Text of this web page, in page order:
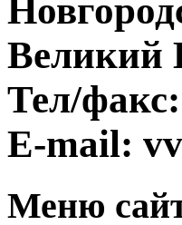
Великий
Тел/
E-mail:
Меню